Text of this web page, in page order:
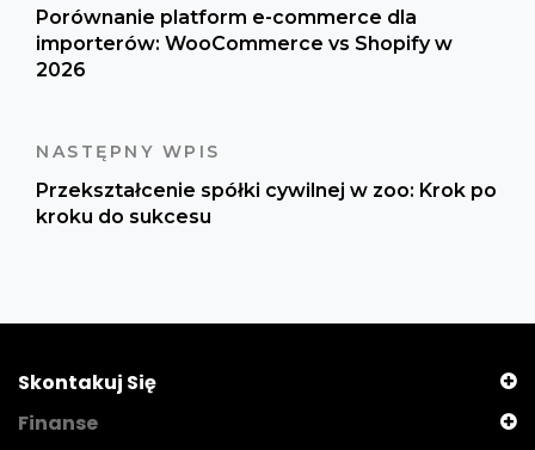
Porównanie platform e-commerce dla
importerów: WooCommerce vs Shopify w
2026
NASTĘPNY WPIS
Przekształcenie spółki cywilnej w zoo: Krok po
kroku do sukcesu
Skontakuj Się
Finanse